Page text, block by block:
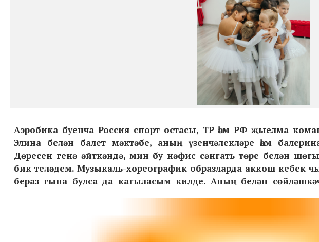
Аэробика буенча Россия спорт остасы, ТР һәм РФ җыелма
Элина белән балет мәктәбе, аның үзенчәлекләре һәм
Дөресен генә әйткәндә, мин бу нәфис сәнгать төре белән
бик теләдем. Музыкаль-хореографик образларда аккош
бераз гына булса да кагыласым килде. Аның белән